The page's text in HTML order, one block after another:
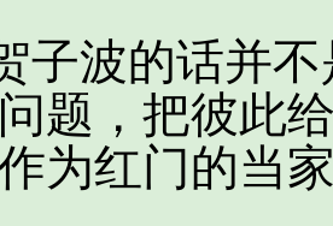
的话并不
题，把彼此
为红门的当